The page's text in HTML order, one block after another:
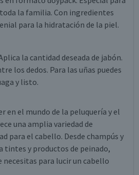
la familia. Con ingredientes
para la hidratación de la piel.
la cantidad deseada de jabón.
los dedos. Para las uñas puedes
y listo.
en el mundo de la peluquería y el
una amplia variedad de
para el cabello. Desde champús y
tintes y productos de peinado,
necesitas para lucir un cabello